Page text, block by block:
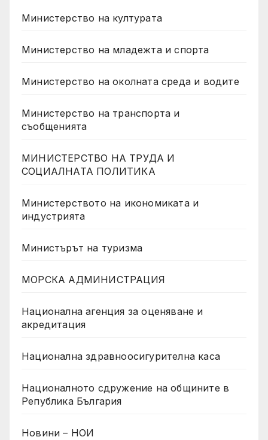
Министерство на културата
Министерство на младежта и спорта
Министерство на околната среда и водите
Министерство на транспорта и
съобщенията
МИНИСТЕРСТВО НА ТРУДА И
СОЦИАЛНАТА ПОЛИТИКА
Министерството на икономиката и
индустрията
Министърът на туризма
МОРСКА АДМИНИСТРАЦИЯ
Национална агенция за оценяване и
акредитация
Национална здравноосигурителна каса
Националното сдружение на общините в
Република България
Новини – НОИ